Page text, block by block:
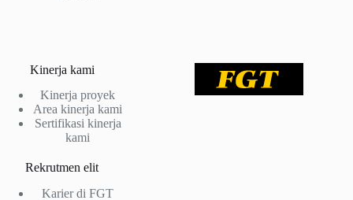
Kinerja kami
Kinerja proyek
Area kinerja kami
Sertifikasi kinerja
kami
Rekrutmen elit
Karier di FGT